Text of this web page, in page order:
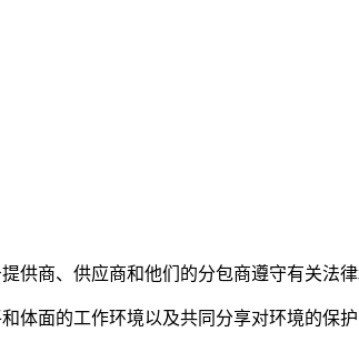
商、供应商和他们的分包商遵守有关法律
面的工作环境以及共同分享对环境的保护